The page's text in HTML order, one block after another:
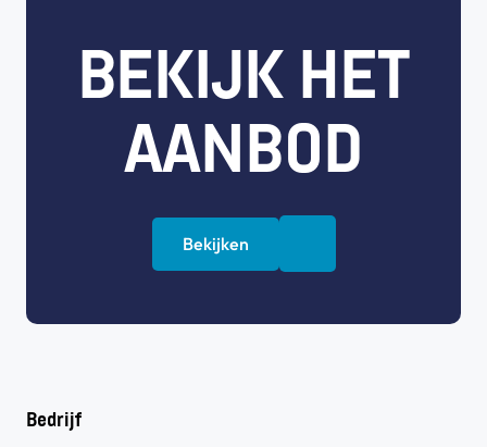
BEKIJK HET
AANBOD
Bekijken
Bedrijf